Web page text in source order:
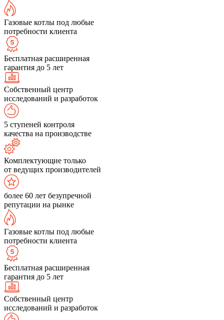
Газовые котлы под любые
потребности клиента
Бесплатная расширенная
гарантия до 5 лет
Собственный центр
исследований и разработок
5 ступеней контроля
качества на производстве
Комплектующие только
от ведущих производителей
более 60 лет безупречной
репутации на рынке
Газовые котлы под любые
потребности клиента
Бесплатная расширенная
гарантия до 5 лет
Собственный центр
исследований и разработок